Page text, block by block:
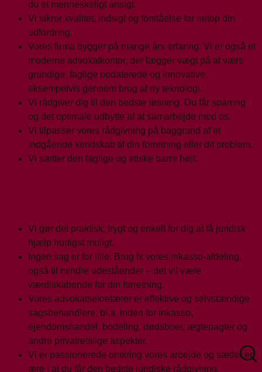
du et menneskeligt ansigt.
Vi sikrer kvalitet, indsigt og forståelse for netop din
udfordring.
Vores firma bygger på mange års erfaring. Vi er også et
moderne advokatkontor, der lægger vægt på at være
grundige, faglige opdaterede og innovative,
eksempelvis gennem brug af ny teknologi.
Vi rådgiver dig til den bedste løsning. Du får sparring
og det optimale udbytte af at samarbejde med os.
Vi tilpasser vores rådgivning på baggrund af et
indgående kendskab til din forretning eller dit problem.
Vi sætter den faglige og etiske barre højt.
Vi gør det praktisk, trygt og enkelt for dig at få juridisk
hjælp hurtigst muligt.
Ingen sag er for lille. Brug fx vores inkasso-afdeling,
også til mindre udeståender – det vil være
værdiskabende for din forretning.
Vores advokatsekretærer er effektive og selvstændige
sagsbehandlere, bl.a. inden for inkasso,
ejendomshandel, bodeling, dødsboer, ægtepagter og
andre privatretslige aspekter.
Vi er passionerede omkring vores arbejde og sætter en
ære i at du får den bedste juridiske rådgivning.